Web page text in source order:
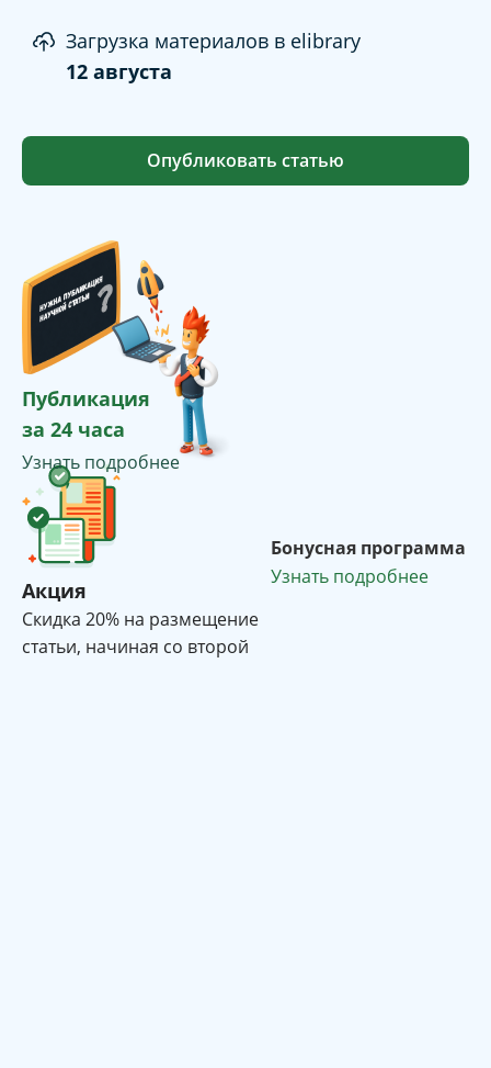
Загрузка материалов в elibrary
12 августа
Опубликовать статью
Публикация
за 24 часа
Узнать подробнее
Акция
Cкидка 20% на размещение
статьи, начиная со второй
Бонусная программа
Узнать подробнее